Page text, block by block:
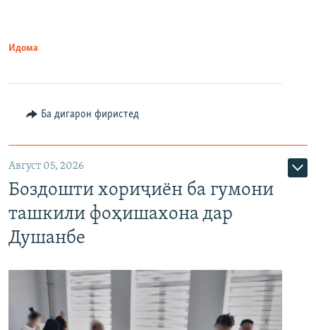
Идома
Ба дигарон фиристед
Август 05, 2026
Боздошти хориҷиён ба гумони
ташкили фоҳишахона дар
Душанбе